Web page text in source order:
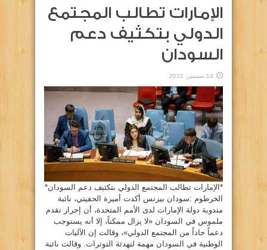
الإمارات تطالب المجتمع
الدولي بتكثيف دعم
السودان
14 سبتمبر، 2022
*الإمارات تطالب المجتمع الدولي بتكثيف دعم السودان*
الخرطوم :سودان بيزنس أكدت أميرة الحفيتي، نائبة
مندوبة دولة الإمارات لدى الأمم المتحدة، أن إحراز تقدم
ملموس في السودان «لا يزال ممكناً، إلا أنه يستوجب
دعماً جاداً من المجتمع الدولي»، وقالت إن الآليات
الوطنية في السودان مهمة لتهدئة التوترات. وقالت نائبة